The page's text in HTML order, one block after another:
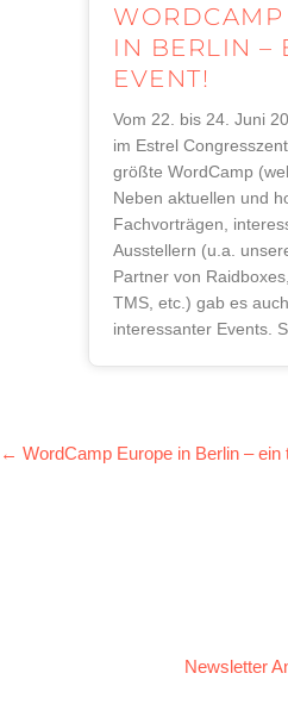
WORDCAMP
IN BERLIN –
EVENT!
Vom 22. bis 24. Juni
im Estrel
größte WordCamp
Neben aktuellen und
Fachvorträgen,
Ausstellern (u.a.
Partner von
TMS, etc.) gab es
interessanter Events.
POSTS
← WordCamp Europe in Berlin – ein
Newsletter